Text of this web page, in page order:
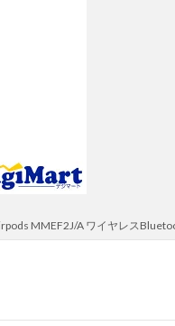
MMEF2J/A ワイヤレス